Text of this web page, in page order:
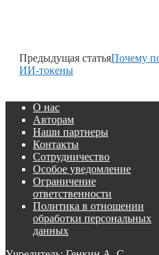
Предыдущая статьяПочему
ИИ-токены
О нас
Авторам
Наши партнеры
Контакты
Сотрудничество
Особое уведомление
Ограничение
ответственности
Политика в отношении
обработки персональных
данных